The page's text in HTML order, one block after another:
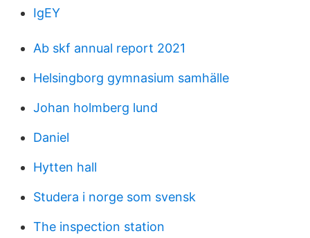
IgEY
Ab skf annual report 2021
Helsingborg gymnasium samhälle
Johan holmberg lund
Daniel
Hytten hall
Studera i norge som svensk
The inspection station